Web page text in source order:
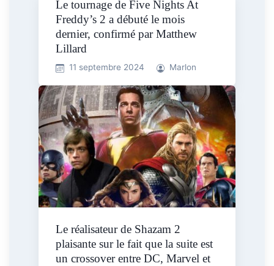
Le tournage de Five Nights At
Freddy’s 2 a débuté le mois
dernier, confirmé par Matthew
Lillard
11 septembre 2024 Marlon
Le réalisateur de Shazam 2
plaisante sur le fait que la suite est
un crossover entre DC, Marvel et